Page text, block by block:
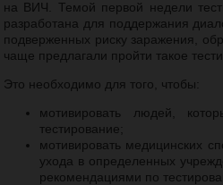
на ВИЧ. Темой первой недели
разработана для поддержания
подверженных риску заражения,
чаще предлагали пройти такое
Это необходимо для того, чтобы:
мотивировать людей,
тестирование;
мотивировать медицинских
ухода в определенных
рекомендациями по